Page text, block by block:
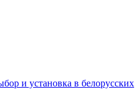
и установка в белорусских